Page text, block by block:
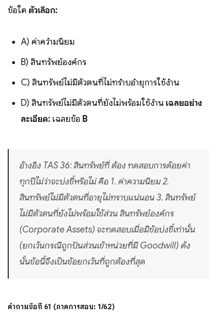
ข้อใด ตัวเลือก:
A) ค่าควำมนิยม
B) สินทรัพย์องค์กร
C) สินทรัพย์ไม่มีตัวตนที่ไม่ทรำบอำยุการใช้งำน
D) สินทรัพย์ไม่มีตัวตนที่ยังไม่พร้อมใช้งำน เฉลยอย่าง
ละเอียด: เฉลยข้อ B
อ้างอิง TAS 36: สินทรัพย์ที่ ต้อง ทดสอบการด้อยค่า
ทุกปีไม่ว่าจะบ่งชี้หรือไม่ คือ 1. ค่าความนิยม 2.
สินทรัพย์ไม่มีตัวตนที่อายุไม่ทราบแน่นอน 3. สินทรัพย์
ไม่มีตัวตนที่ยังไม่พร้อมใช้ส่วน สินทรัพย์องค์กร
(Corporate Assets) จะทดสอบเมื่อมีข้อบ่งชี้เท่านั้น
(ยกเว้นกรณีถูกปันส่วนเข้าหน่วยที่มี Goodwill) ดัง
นั้นข้อนี้จึงเป็นข้อยกเว้นที่ถูกต้องที่สุด
คำถามข้อที่ 61 (ภาคการสอบ: 1/62)